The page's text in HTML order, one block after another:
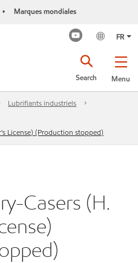
• Marques mondiales
FR
Menu
Search
Lubrifiants industriels
License) (Production stopped)
Casers (H.